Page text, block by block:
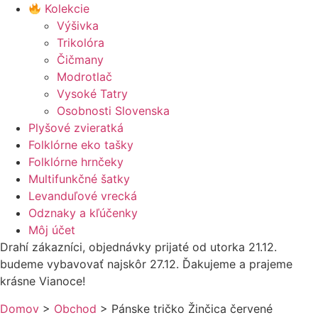
Kolekcie
Výšivka
Trikolóra
Čičmany
Modrotlač
Vysoké Tatry
Osobnosti Slovenska
Plyšové zvieratká
Folklórne eko tašky
Folklórne hrnčeky
Multifunkčné šatky
Levanduľové vrecká
Odznaky a kľúčenky
Môj účet
Drahí zákazníci, objednávky prijaté od utorka 21.12.
budeme vybavovať najskôr 27.12. Ďakujeme a prajeme
krásne Vianoce!
Domov > Obchod > Pánske tričko Žinčica červené